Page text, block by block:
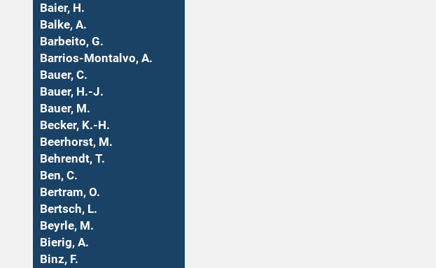
Baier, H.
Balke, A.
Barbeito, G.
Barrios-Montalvo, A.
Bauer, C.
Bauer, H.-J.
Bauer, M.
Becker, K.-H.
Beerhorst, M.
Behrendt, T.
Ben, C.
Bertram, O.
Bertsch, L.
Beyrle, M.
Bierig, A.
Binz, F.